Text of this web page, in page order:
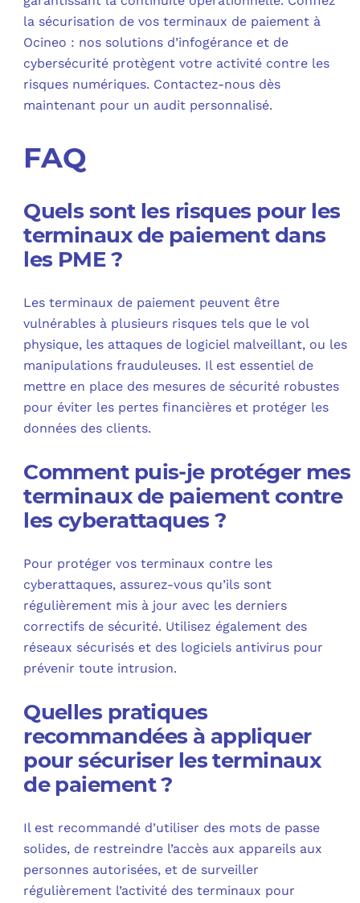
la sécurisation de vos terminaux de paiement à
Ocineo : nos solutions d’infogérance et de
cybersécurité protègent votre activité contre les
risques numériques. Contactez-nous dès
maintenant pour un audit personnalisé.
FAQ
Quels sont les risques pour les
terminaux de paiement dans
les PME ?
Les terminaux de paiement peuvent être
vulnérables à plusieurs risques tels que le vol
physique, les attaques de logiciel malveillant, ou les
manipulations frauduleuses. Il est essentiel de
mettre en place des mesures de sécurité robustes
pour éviter les pertes financières et protéger les
données des clients.
Comment puis-je protéger mes
terminaux de paiement contre
les cyberattaques ?
Pour protéger vos terminaux contre les
cyberattaques, assurez-vous qu’ils sont
régulièrement mis à jour avec les derniers
correctifs de sécurité. Utilisez également des
réseaux sécurisés et des logiciels antivirus pour
prévenir toute intrusion.
Quelles pratiques
recommandées à appliquer
pour sécuriser les terminaux
de paiement ?
Il est recommandé d’utiliser des mots de passe
solides, de restreindre l’accès aux appareils aux
personnes autorisées, et de surveiller
régulièrement l’activité des terminaux pour